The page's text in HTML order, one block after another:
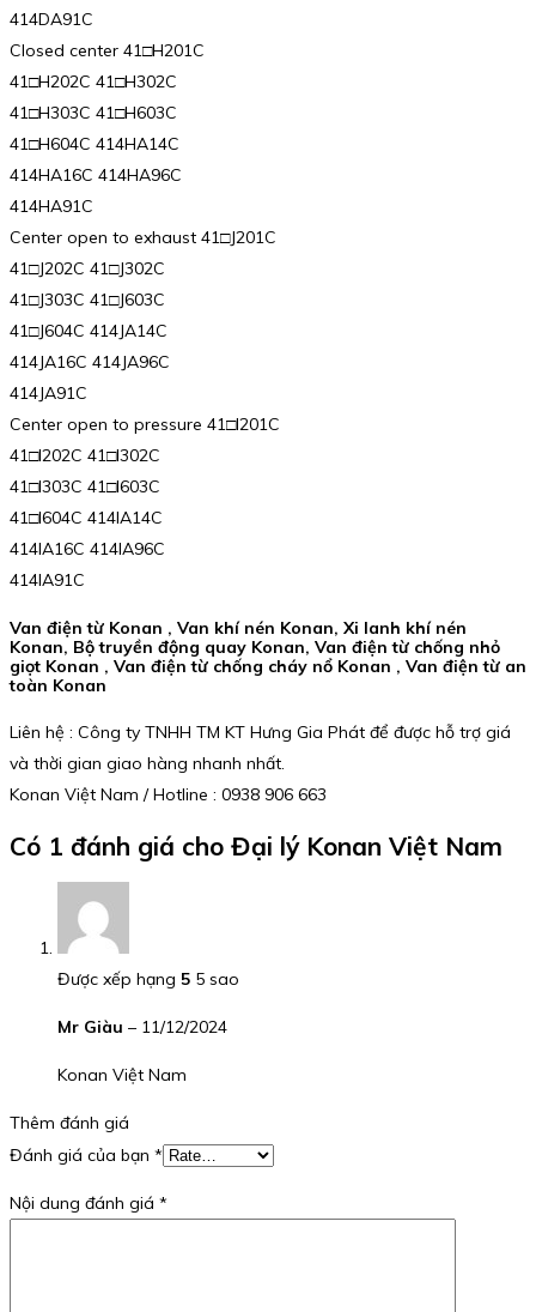
414DA91C
Closed center 41□H201C
41□H202C 41□H302C
41□H303C 41□H603C
41□H604C 414HA14C
414HA16C 414HA96C
414HA91C
Center open to exhaust 41□J201C
41□J202C 41□J302C
41□J303C 41□J603C
41□J604C 414JA14C
414JA16C 414JA96C
414JA91C
Center open to pressure 41□I201C
41□I202C 41□I302C
41□I303C 41□I603C
41□I604C 414IA14C
414IA16C 414IA96C
414IA91C
Van điện từ Konan , Van khí nén Konan, Xi lanh khí nén
Konan, Bộ truyền động quay Konan, Van điện từ chống nhỏ
giọt Konan , Van điện từ chống cháy nổ Konan , Van điện từ an
toàn Konan
Liên hệ : Công ty TNHH TM KT Hưng Gia Phát để được hỗ trợ giá
và thời gian giao hàng nhanh nhất.
Konan Việt Nam / Hotline : 0938 906 663
Có 1 đánh giá cho Đại lý Konan Việt Nam
Được xếp hạng 5 5 sao
Mr Giàu – 11/12/2024
Konan Việt Nam
Thêm đánh giá
Đánh giá của bạn *
Nội dung đánh giá *